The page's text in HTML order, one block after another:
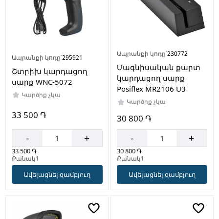
Ապրանքի կոդը՝295921
Շտրիխ կարդացող
սարք WNC-5072
Կարծիք չկա
33 500 ֏
- +
33 500 ֏
Քանակ1
Ավելացնել զամբյուղ
Ապրանքի կոդը՝230772
Մագնիսական քարտ
կարդացող սարք
Posiflex MR2106 U3
Կարծիք չկա
30 800 ֏
- +
30 800 ֏
Քանակ1
Ավելացնել զամբյուղ